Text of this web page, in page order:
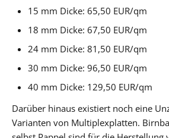
15 mm Dicke: 65,50 EUR/qm
18 mm Dicke: 67,50 EUR/qm
24 mm Dicke: 81,50 EUR/qm
30 mm Dicke: 96,50 EUR/qm
40 mm Dicke: 129,50 EUR/qm
Darüber hinaus existiert noch eine
Varianten von Multiplexplatten.